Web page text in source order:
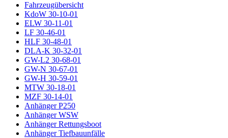
Fahrzeugübersicht
KdoW 30-10-01
ELW 30-11-01
LF 30-46-01
HLF 30-48-01
DLA-K 30-32-01
GW-L2 30-68-01
GW-N 30-67-01
GW-H 30-59-01
MTW 30-18-01
MZF 30-14-01
Anhänger P250
Anhänger WSW
Anhänger Rettungsboot
Anhänger Tiefbauunfälle